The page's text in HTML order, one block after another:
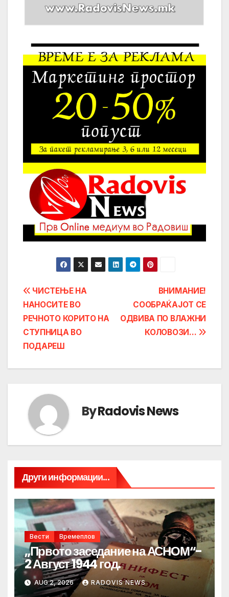
Post
navigation
ВНИМАНИЕ!
СООБРАЌАЈОТ СЕ
ОДВИВА ПО ВЛАЖНИ
КОЛОВОЗИ…
ЧИСТЕЊЕ НА
НАНОСИТЕ ВО
РЕЧНОТО КОРИТО НА
СТУПНИЦА ВО
ПОДАРЕШ
ByRadovis News
Други информации...
Вести Времеплов
„Првото заседание на АСНОМ“-
2 Август 1944 год.
AUG 2, 2026 RADOVIS NEWS